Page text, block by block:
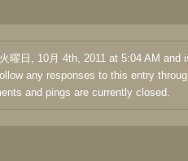
曜日, 10月 4th, 2011 at 5:04 AM and
any responses to this entry
and pings are currently closed.